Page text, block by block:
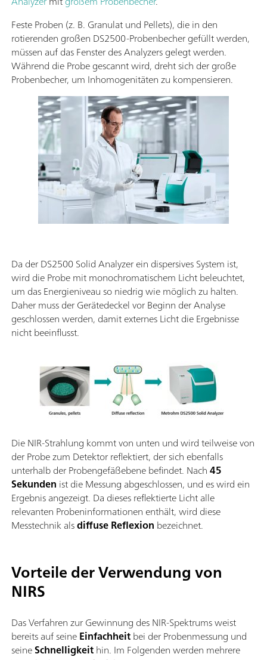
Feste Proben (z. B. Granulat und Pellets), die in den
rotierenden großen DS2500-Probenbecher gefüllt werden,
müssen auf das Fenster des Analyzers gelegt werden.
Während die Probe gescannt wird, dreht sich der große
Probenbecher, um Inhomogenitäten zu kompensieren.
Da der DS2500 Solid Analyzer ein dispersives System ist,
wird die Probe mit monochromatischem Licht beleuchtet,
um das Energieniveau so niedrig wie möglich zu halten.
Daher muss der Gerätedeckel vor Beginn der Analyse
geschlossen werden, damit externes Licht die Ergebnisse
nicht beeinflusst.
Die NIR-Strahlung kommt von unten und wird teilweise von
der Probe zum Detektor reflektiert, der sich ebenfalls
unterhalb der Probengefäßebene befindet. Nach45
Sekunden ist die Messung abgeschlossen, und es wird ein
Ergebnis angezeigt. Da dieses reflektierte Licht alle
relevanten Probeninformationen enthält, wird diese
Messtechnik alsdiffuse Reflexion bezeichnet.
Vorteile der Verwendung von
NIRS
Das Verfahren zur Gewinnung des NIR-Spektrums weist
bereits auf seineEinfachheitbei der Probenmessung und
seineSchnelligkeithin. Im Folgenden werden mehrere